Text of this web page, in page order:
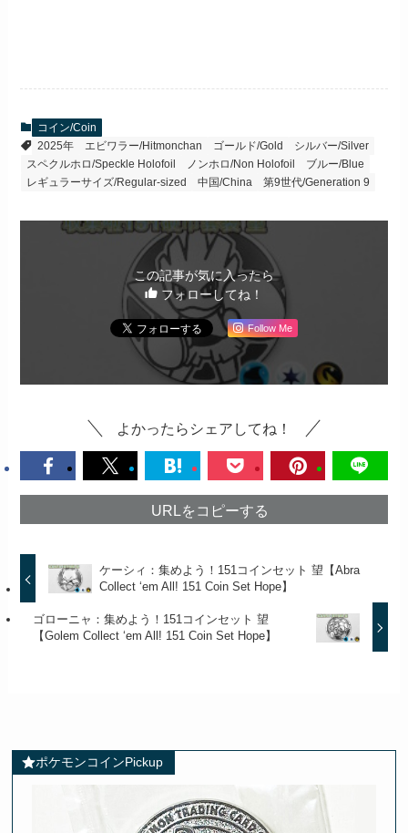
コイン/Coin
2025年
エビワラー/Hitmonchan ゴールド/Gold
シルバー/Silver
スペクルホロ/Speckle Holofoil
ノンホロ/Non Holofoil
ブルー/Blue
レギュラーサイズ/Regular-sized
中国/China 第9世代/Generation 9
この記事が気に入ったら
フォローしてね！
Follow Me
よかったらシェアしてね！
URLをコピーする
ケーシィ：集めよう！151コインセット 望【Abra
Collect ‘em All! 151 Coin Set Hope】
ゴローニャ：集めよう！151コインセット 望
【Golem Collect ‘em All! 151 Coin Set Hope】
ポケモンコインPickup